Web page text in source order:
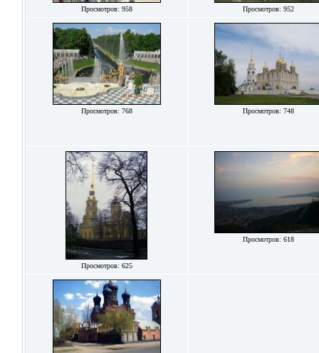
Просмотров: 958 Просмотров: 952
Просмотров: 768 Просмотров: 748
Просмотров: 625
Просмотров: 618